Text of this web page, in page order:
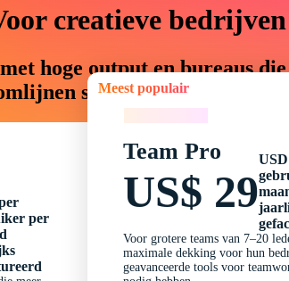
creatieve
hoge output en bureaus
samenwerking,
per
Meest populair
Team Pro
US$ 29
Voor grotere teams van 7–20
maximale dekking voor hun
geavanceerde tools voor